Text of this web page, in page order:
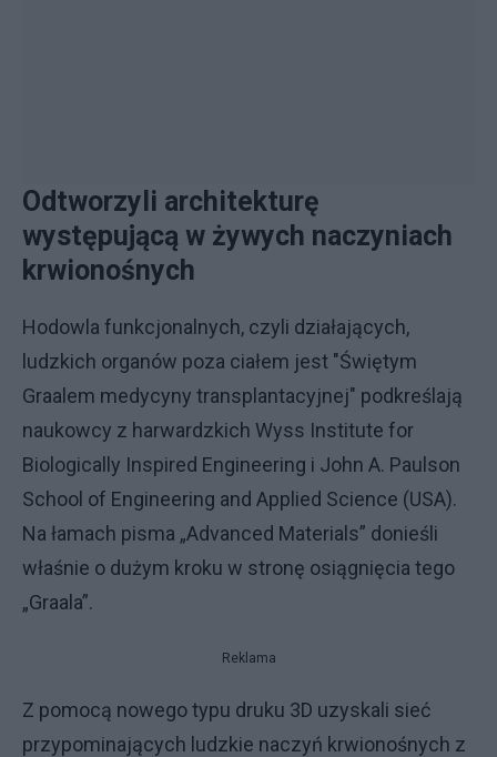
Odtworzyli architekturę
występującą w żywych naczyniach
krwionośnych
Hodowla funkcjonalnych, czyli działających,
ludzkich organów poza ciałem jest "Świętym
Graalem medycyny transplantacyjnej" podkreślają
naukowcy z harwardzkich Wyss Institute for
Biologically Inspired Engineering i John A. Paulson
School of Engineering and Applied Science (USA).
Na łamach pisma „Advanced Materials” donieśli
właśnie o dużym kroku w stronę osiągnięcia tego
„Graala”.
Reklama
Z pomocą nowego typu druku 3D uzyskali sieć
przypominających ludzkie naczyń krwionośnych z